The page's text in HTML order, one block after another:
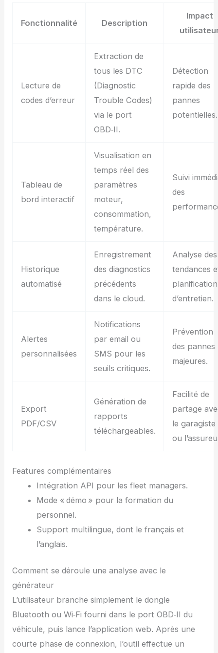
Fonctionnalité Description
Impact
Lecture de
codes d’erreur
Extraction de
tous les DTC
(Diagnostic
Trouble Codes)
via le port
OBD‑II.
Détection
rapide des
pannes
potentielles.
Tableau de
bord interactif
Visualisation en
temps réel des
paramètres
moteur,
consommation,
température.
Suivi
des
Historique
automatisé
Enregistrement
des diagnostics
précédents
dans le cloud.
Analyse des
tendances
planification
d’entretien.
Alertes
personnalisées
Notifications
par email ou
SMS pour les
seuils critiques.
Prévention
des pannes
majeures.
Export
PDF/CSV
Génération de
rapports
téléchargeables.
Facilité de
partage
le garagiste
ou
Features complémentaires
Intégration API pour les fleet managers.
Mode « démo » pour la formation du
personnel.
Support multilingue, dont le français et
l’anglais.
Comment se déroule une analyse avec le
générateur
L’utilisateur branche simplement le dongle
Bluetooth ou Wi‑Fi fourni dans le port OBD‑II du
véhicule, puis lance l’application web. Après une
courte phase de connexion, l’outil effectue un